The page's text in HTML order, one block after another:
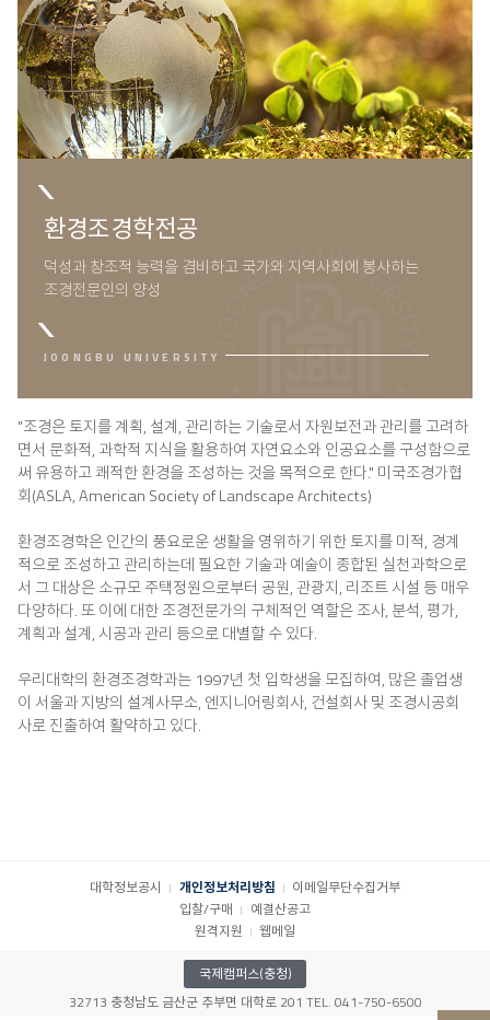
환경조경학전공
덕성과 창조적 능력을 겸비하고 국가와 지역사회에 봉사하는
조경전문인의 양성
"조경은 토지를 계획, 설계, 관리하는 기술로서 자원보전과 관리를 고려하
면서 문화적, 과학적 지식을 활용하여 자연요소와 인공요소를 구성함으로
써 유용하고 쾌적한 환경을 조성하는 것을 목적으로 한다." 미국조경가협
회(ASLA, American Society of Landscape Architects)
환경조경학은 인간의 풍요로운 생활을 영위하기 위한 토지를 미적, 경계
적으로 조성하고 관리하는데 필요한 기술과 예술이 종합된 실천과학으로
서 그 대상은 소규모 주택정원으로부터 공원, 관광지, 리조트 시설 등 매우
다양하다. 또 이에 대한 조경전문가의 구체적인 역할은 조사, 분석, 평가,
계획과 설계, 시공과 관리 등으로 대별할 수 있다.
우리대학의 환경조경학과는 1997년 첫 입학생을 모집하여, 많은 졸업생
이 서울과 지방의 설계사무소, 엔지니어링회사, 건설회사 및 조경시공회
사로 진출하여 활약하고 있다.
대학정보공시 개인정보처리방침
이메일무단수집거부
입찰/구매
예결산공고
원격지원
웹메일
국제캠퍼스(충청)
32713 충청남도 금산군 추부면 대학로 201 TEL. 041-750-6500